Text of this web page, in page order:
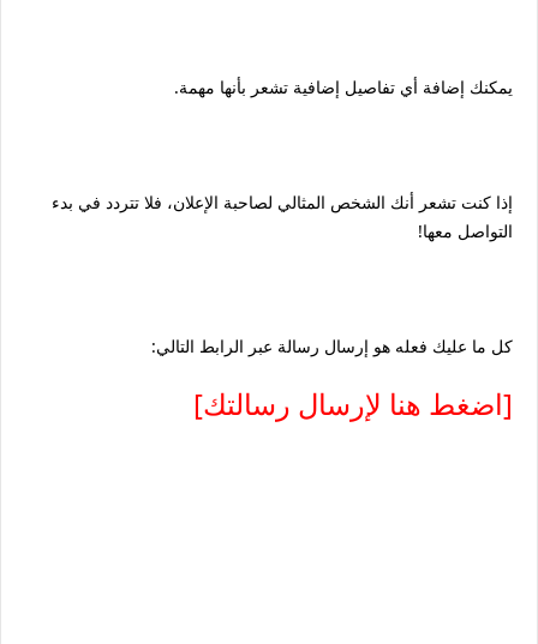
يمكنك إضافة أي تفاصيل إضافية تشعر بأنها مهمة.
إذا كنت تشعر أنك الشخص المثالي لصاحبة الإعلان، فلا تتردد في بدء
التواصل معها!
كل ما عليك فعله هو إرسال رسالة عبر الرابط التالي:
[اضغط هنا لإرسال رسالتك]